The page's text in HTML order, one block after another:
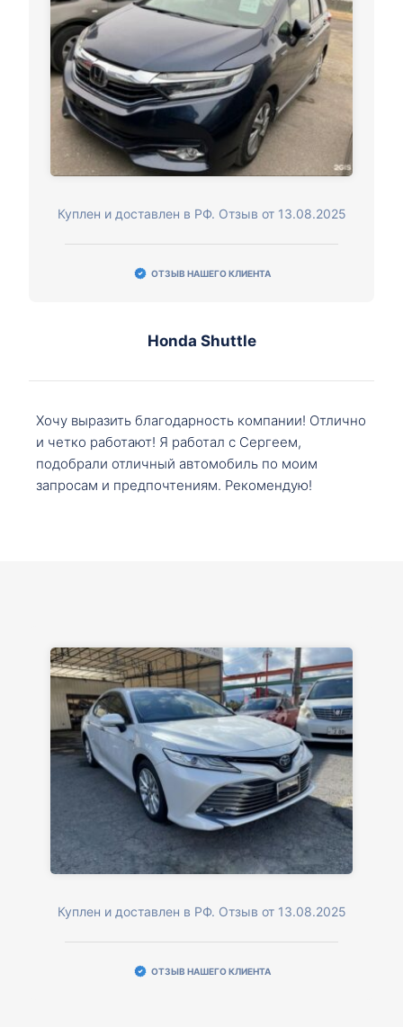
Куплен и доставлен в РФ. Отзыв от 13.08.2025
ОТЗЫВ НАШЕГО КЛИЕНТА
Honda Shuttle
Хочу выразить благодарность компании! Отлично
и четко работают! Я работал с Сергеем,
подобрали отличный автомобиль по моим
запросам и предпочтениям. Рекомендую!
Куплен и доставлен в РФ. Отзыв от 13.08.2025
ОТЗЫВ НАШЕГО КЛИЕНТА